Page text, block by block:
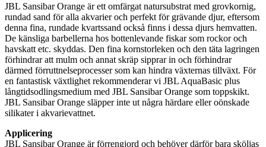
JBL Sansibar Orange är ett omfärgat natursubstrat med grovkornig,
rundad sand för alla akvarier och perfekt för grävande djur, eftersom
denna fina, rundade kvartssand också finns i dessa djurs hemvatten.
De känsliga barbellerna hos bottenlevande fiskar som rockor och
havskatt etc. skyddas. Den fina kornstorleken och den täta lagringen
förhindrar att mulm och annat skräp sipprar in och förhindrar
därmed förruttnelseprocesser som kan hindra växternas tillväxt. För
en fantastisk växtlighet rekommenderar vi JBL AquaBasic plus
långtidsodlingsmedium med JBL Sansibar Orange som toppskikt.
JBL Sansibar Orange släpper inte ut några härdare eller oönskade
silikater i akvarievattnet.
Applicering
JBL Sansibar Orange är förrengjord och behöver därför bara sköljas